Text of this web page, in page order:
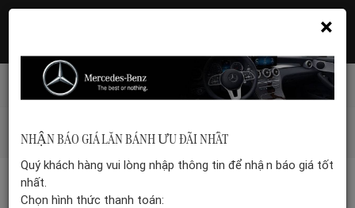
Hotline: 035 399 5555 Đặt hẹn xem xe
480 Facelift 2026
×
NHẬN BÁO GIÁ LĂN BÁNH ƯU ĐÃI NHẤT
Quý khách hàng vui lòng nhập thông tin để nhận báo giá tốt
nhất.
Chọn hình thức thanh toán: